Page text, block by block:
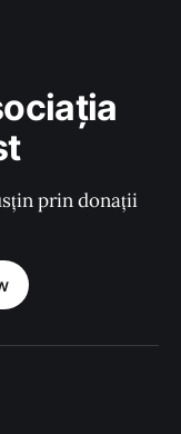
prin donații